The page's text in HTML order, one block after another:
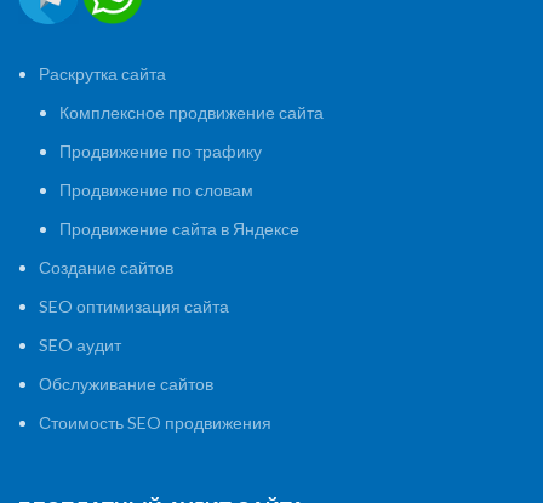
Раскрутка сайта
Комплексное продвижение сайта
Продвижение по трафику
Продвижение по словам
Продвижение сайта в Яндексе
Создание сайтов
SEO оптимизация сайта
SEO аудит
Обслуживание сайтов
Стоимость SEO продвижения